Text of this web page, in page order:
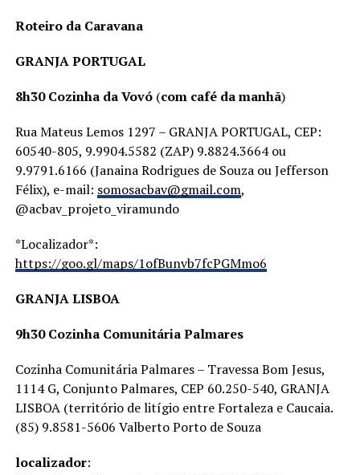
Roteiro da Caravana
GRANJA PORTUGAL
8h30 Cozinha da Vovó (com café da manhã)
Rua Mateus Lemos 1297 – GRANJA PORTUGAL, CEP:
60540-805, 9.9904.5582 (ZAP) 9.8824.3664 ou
9.9791.6166 (Janaina Rodrigues de Souza ou Jefferson
Félix), e-mail: somosacbav@gmail.com,
@acbav_projeto_viramundo
*Localizador*:
https://goo.gl/maps/1ofBunvb7fcPGMmo6
GRANJA LISBOA
9h30 Cozinha Comunitária Palmares
Cozinha Comunitária Palmares – Travessa Bom Jesus,
1114 G, Conjunto Palmares, CEP 60.250-540, GRANJA
LISBOA (território de litígio entre Fortaleza e Caucaia.
(85) 9.8581-5606 Valberto Porto de Souza
localizador: